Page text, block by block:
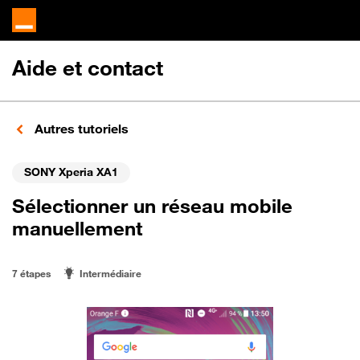
Aide et contact
Autres tutoriels
SONY Xperia XA1
Sélectionner un réseau mobile
manuellement
7 étapes Intermédiaire